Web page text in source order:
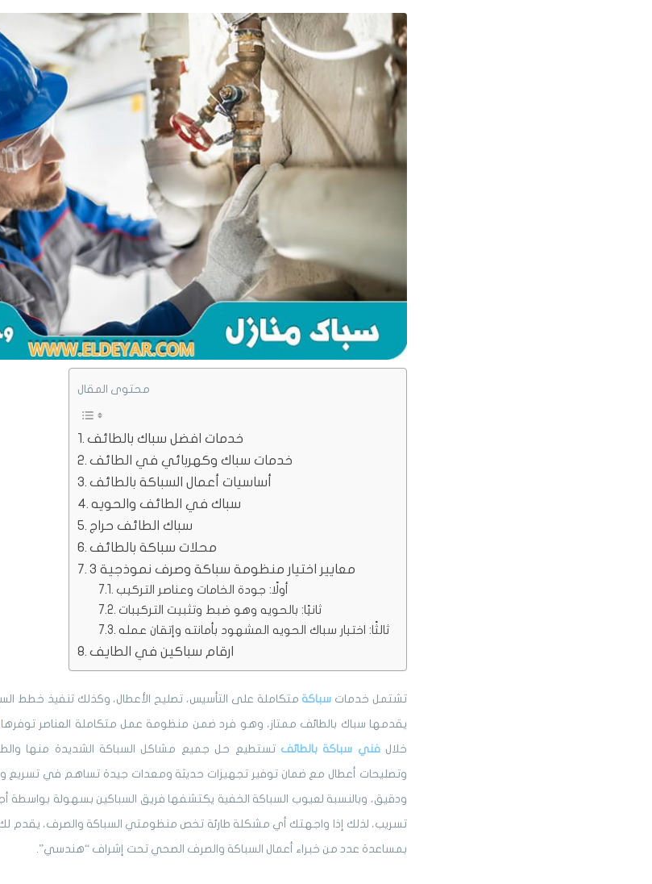
محتوى المقال
خدمات سباك وكهربائي في الطائف
سباك في الطائف والحويه
سباك الطائف حراج
محلات سباكة بالطائف
3 معايير اختيار منظومة سباكة وصرف نموذجية
أولًا: جودة الخامات وعناصر التركيب
ثانيًا: بالحويه وهو ضبط وتثبيت التركيبات
ثالثًا: اختيار سباك الحويه المشهود بأمانته وإتقان عمله
ارقام سباكين في الطايف
تشتمل خدمات سباكة متكاملة على التأسيس، تصليح الأعطال، وكذلك تنفيذ خطط
يقدمها سباك بالطائف ممتاز، وهو فرد ضمن منظومة عمل متكاملة العناصر توفرها
خلال فني سباكة بالطائف تستطيع حل جميع مشاكل السباكة الشديدة منها
وتصليحات أعطال مع ضمان توفير تجهيزات حديثة ومعدات جيدة تساهم في تسريع
ودقيق، وبالنسبة لعيوب السباكة الخفية يكتشفها فريق السباكين بسهولة
تسريب، لذلك إذا واجهتك أي مشكلة طارئة تخص منظومتي السباكة والصرف، يقدم
بمساعدة عدد من خبراء أعمال السباكة والصرف الصحي تحت إشراف “هندسي”.